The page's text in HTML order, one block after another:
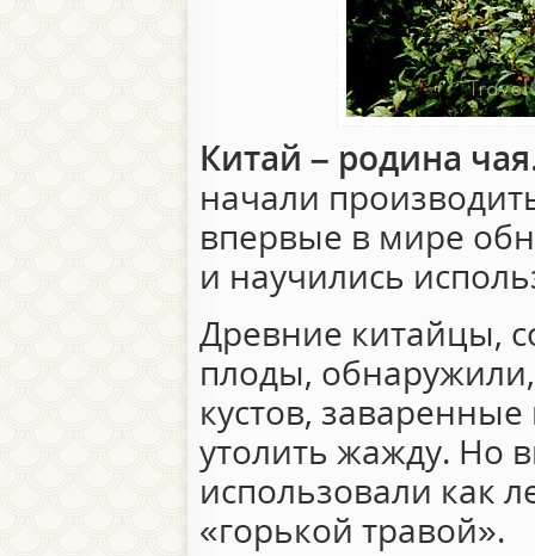
Китай – родина чая
начали
впервые в мире
и научились
Древние китайцы,
плоды,
кустов,
утолить жажду. Но
использовали как
«горькой травой».